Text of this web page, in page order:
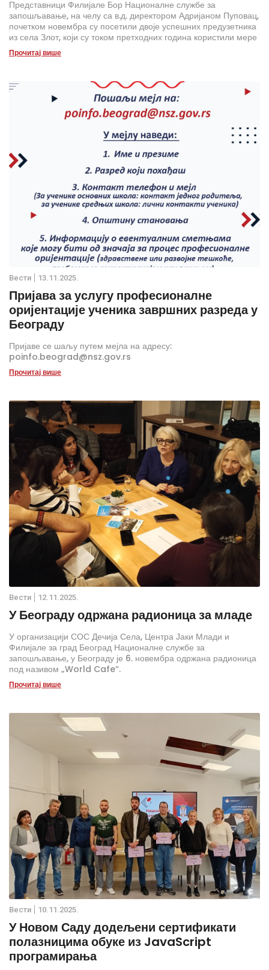
Представници Филијале Бор Националне службе за
запошљавање, на челу са в.д. директором Адријаном Пуповац,
почетком новембра су посетили двоје успешних предузетника
из села Злот, који су током претходних година користили мере
активне политике запошљавања и данас представљају
одличан пример одрживог пословања у руралним срединама.
Прочитај више
Вести 13.11.2025.
Пријава за услугу професионалне
оријентације ученика завршних разреда у
Београду
Пријаве се шаљу путем мејла на адресу:
poinfo.beograd@nsz.gov.rs
Прочитај више
Вести 12.11.2025.
У Београду одржана радионица за младе
У организацији СОС Дечија Села, Центра Јаки Млади и
Филијале за град Београд Националне службе за
запошљавање, у Београду је 6. новембра одржана радионица
под називом „World Cafe“.
Прочитај више
Вести 10.11.2025.
У Новом Саду додељени сертификати
полазницима обуке из JavaScript
програмирања